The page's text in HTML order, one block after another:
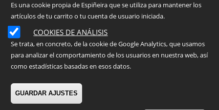
He leído y acepto lapolítica de privacidad
©2026 - ESPIÑEIRA Centro de Jardinería
Es una cookie propia de Espiñeira que se utiliza para mantener los
artículos de tu carrito o tu cuenta de usuario iniciada.
COOKIES DE ANÁLISIS
Se trata, en concreto, de la cookie de Google Analytics, que usamos
para analizar el comportamiento de los usuarios en nuestra web, así
como estadísticas basadas en esos datos.
GUARDAR AJUSTES